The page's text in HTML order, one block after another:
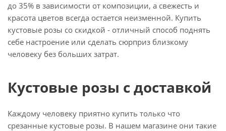
до 35% в зависимости от композиции, а свежесть и
красота цветов всегда остается неизменной. Купить
кустовые розы со скидкой - отличный способ поднять
себе настроение или сделать сюрприз близкому
человеку без больших затрат.
Кустовые розы с доставкой
Каждому человеку приятно купить только что
срезанные кустовые розы. В нашем магазине они такие